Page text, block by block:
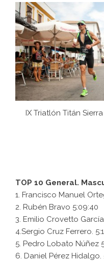
IX Triatlón Titán
TOP 10 General.
1. Francisco Manuel
2. Rubén Bravo 5:09:40
3. Emilio Crovetto García
4.Sergio Cruz Ferrero.
5. Pedro Lobato Núñez
6. Daniel Pérez Hidalgo.